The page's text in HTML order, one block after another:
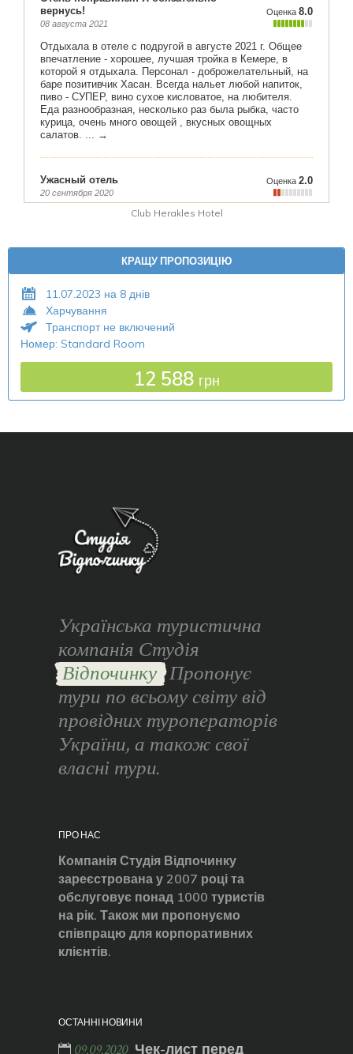
Club Herakles Hotel
КРАЩУ ПРОПОЗИЦІЮ
11.07.2023 на 8 днів
Харчування
Транспорт не включений
Номер: Standard Room
12 588 грн
Українська туристична
компанія Студія
Відпочинку Пропонує
тури по всьому світу від
провідних туроператорів
України, а також свої
власні тури.
ПРО НАС
Компанія Студія Відпочинку
зареєстрована у 2007 році та
обслуговує понад 1000 туристів
на рік. Також ми пропонуємо
співпрацю для корпоративних
клієнтів.
ОСТАННІ НОВИНИ
09.09.2020 Чек-лист перед